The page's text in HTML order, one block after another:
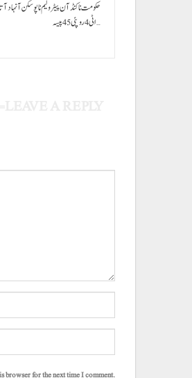
حکومت نا کنڈ آن پیٹرولیم نا پوسکن آ نہاد
اٹی 4 روپئی 45 پیسہ…
browser for the next time I comment.